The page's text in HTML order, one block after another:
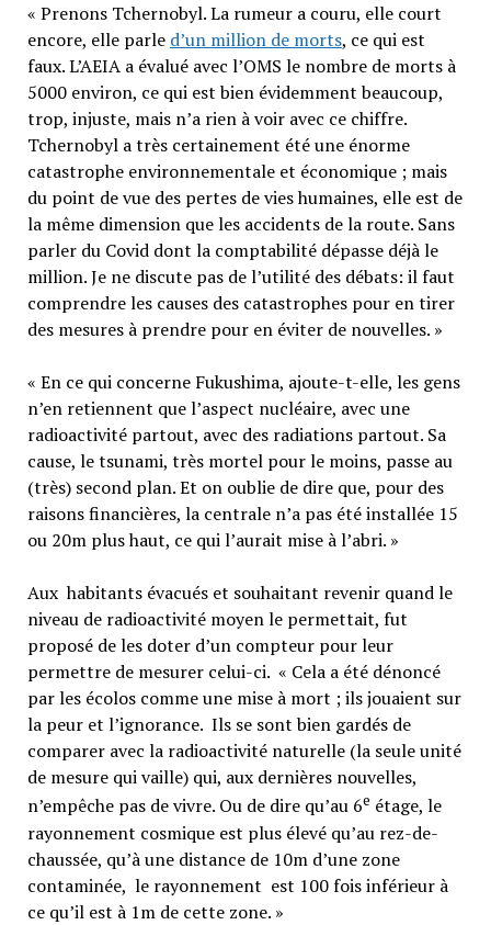
« Prenons Tchernobyl. La rumeur a couru, elle court
encore, elle parle d’un million de morts, ce qui est
faux. L’AEIA a évalué avec l’OMS le nombre de morts à
5000 environ, ce qui est bien évidemment beaucoup,
trop, injuste, mais n’a rien à voir avec ce chiffre.
Tchernobyl a très certainement été une énorme
catastrophe environnementale et économique ; mais
du point de vue des pertes de vies humaines, elle est de
la même dimension que les accidents de la route. Sans
parler du Covid dont la comptabilité dépasse déjà le
million. Je ne discute pas de l’utilité des débats: il faut
comprendre les causes des catastrophes pour en tirer
des mesures à prendre pour en éviter de nouvelles. »
« En ce qui concerne Fukushima, ajoute-t-elle, les gens
n’en retiennent que l’aspect nucléaire, avec une
radioactivité partout, avec des radiations partout. Sa
cause, le tsunami, très mortel pour le moins, passe au
(très) second plan. Et on oublie de dire que, pour des
raisons financières, la centrale n’a pas été installée 15
ou 20m plus haut, ce qui l’aurait mise à l’abri. »
Aux habitants évacués et souhaitant revenir quand le
niveau de radioactivité moyen le permettait, fut
proposé de les doter d’un compteur pour leur
permettre de mesurer celui-ci. « Cela a été dénoncé
par les écolos comme une mise à mort ; ils jouaient sur
la peur et l’ignorance. Ils se sont bien gardés de
comparer avec la radioactivité naturelle (la seule unité
de mesure qui vaille) qui, aux dernières nouvelles,
n’empêche pas de vivre. Ou de dire qu’au 6e étage, le
rayonnement cosmique est plus élevé qu’au rez-de-
chaussée, qu’à une distance de 10m d’une zone
contaminée, le rayonnement est 100 fois inférieur à
ce qu’il est à 1m de cette zone. »